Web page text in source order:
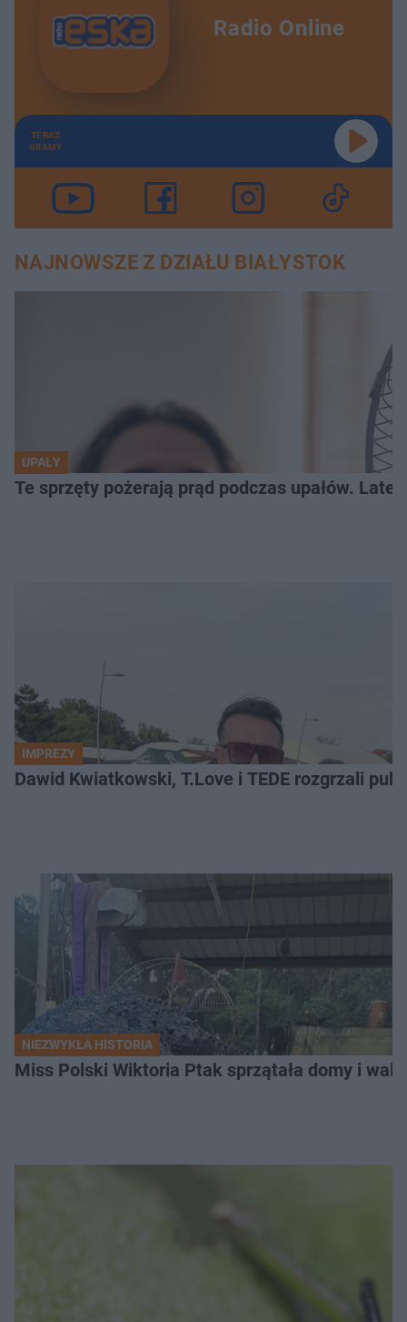
Radio Online
TERAZ
GRAMY
NAJNOWSZE Z DZIAŁU BIAŁYSTOK
UPAŁY
Te sprzęty pożerają prąd podczas upałów.
IMPREZY
Dawid Kwiatkowski, T.Love i TEDE rozgrzali
NIEZWYKŁA HISTORIA
Miss Polski Wiktoria Ptak sprzątała domy i